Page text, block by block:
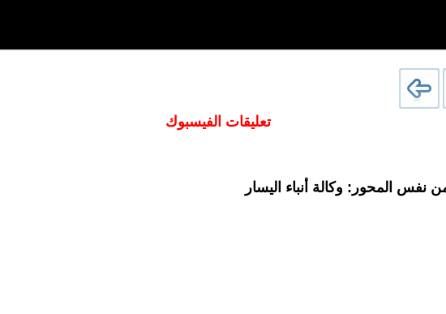
تعليقات الفيسبوك
نفس المحور: وكالة أنباء اليسار